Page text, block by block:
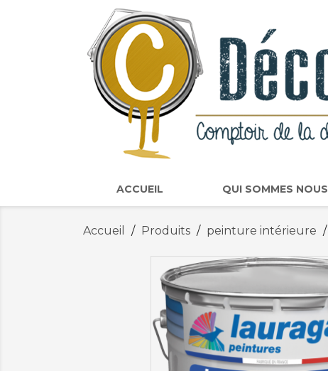
ACCUEIL QUI SOMMES NOUS
Accueil Produits peinture intérieure